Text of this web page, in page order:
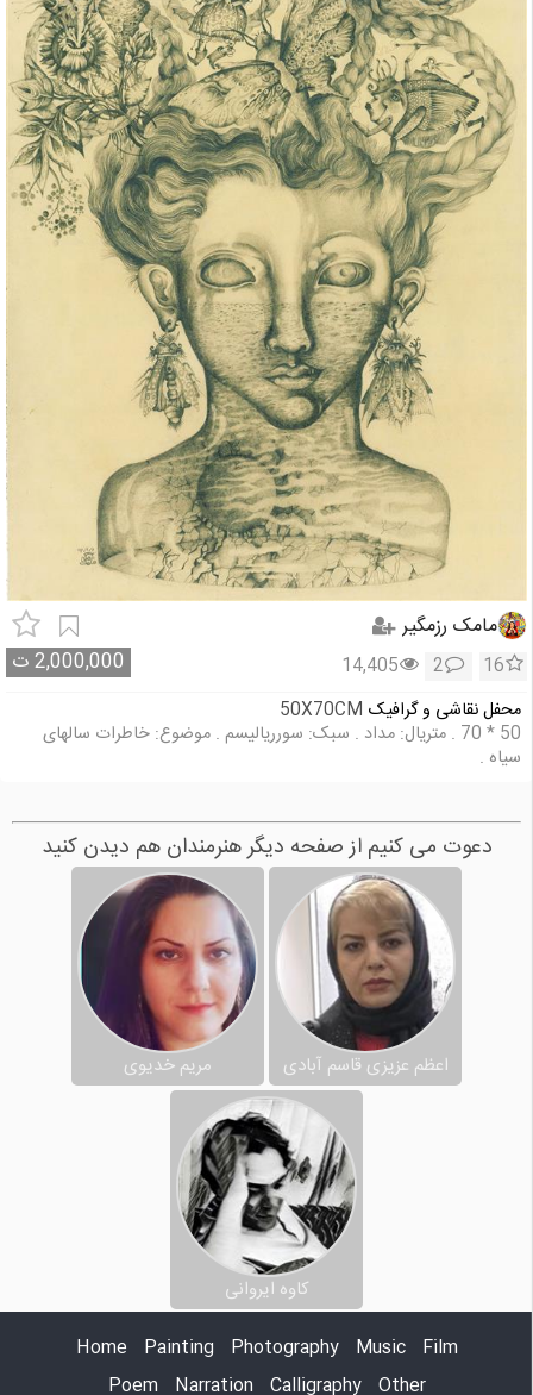
مامک رزمگیر
2,000,000ت 16
2
14,405
محفل نقاشی و گرافیک 50X70CM
50 * 70 . متریال: مداد . سبک: سورریالیسم . موضوع: خاطرات سالهای
سیاه .
دعوت می کنیم از صفحه دیگر هنرمندان هم دیدن کنید
اعظم عزیزی قاسم آبادی مریم خدیوی
کاوه ایروانی
Home
Painting Photography Music
Film
Poem
Narration Calligraphy Other